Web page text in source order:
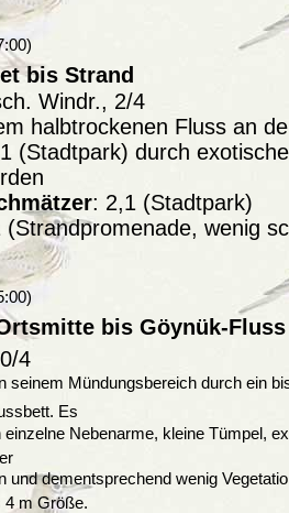
bis Strand
Windr., 2/4
halbtrockenen Fluss an
(Stadtpark) durch
: 2,1 (Stadtpark)
(Strandpromenade, wenig
bis Göynük-Fluss
4
seinem Mündungsbereich durch ein
Es
Nebenarme, kleine Tümpel,
und dementsprechend wenig
4 m Größe.